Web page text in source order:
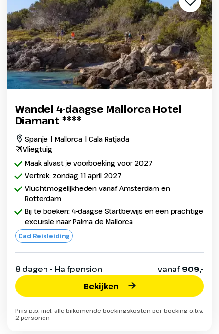
Wandel 4-daagse Mallorca Hotel
Diamant ****
Spanje | Mallorca | Cala Ratjada
Vliegtuig
Maak alvast je voorboeking voor 2027
Vertrek: zondag 11 april 2027
Vluchtmogelijkheden vanaf Amsterdam en
Rotterdam
Bij te boeken: 4-daagse Startbewijs en een prachtige
excursie naar Palma de Mallorca
Oad Reisleiding
8 dagen - Halfpension vanaf909,-
Bekijken
Prijs p.p. incl. alle bijkomende boekingskosten per boeking o.b.v.
2 personen